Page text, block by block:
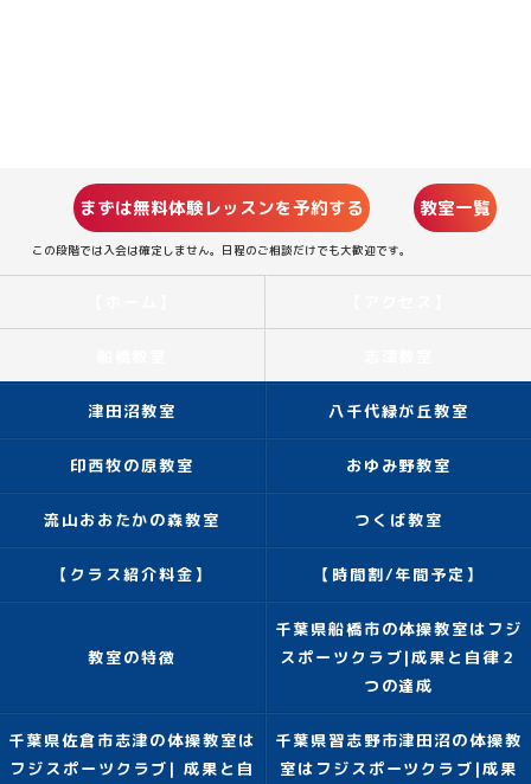
まずは無料体験レッスンを予約する
この段階では入会は確定しません。日程のご相談だけでも大歓迎です。
教室一覧
津田沼教室 八千代緑が丘教室
印西牧の原教室 おゆみ野教室
流山おおたかの森教室 つくば教室
【クラス紹介料金】 【時間割/年間予定】
教室の特徴
千葉県船橋市の体操教室はフジ
スポーツクラブ|成果と自律２
つの達成
千葉県佐倉市志津の体操教室は
フジスポーツクラブ| 成果と自
千葉県習志野市津田沼の体操教
室はフジスポーツクラブ|成果